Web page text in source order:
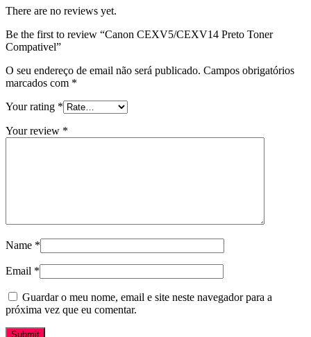
There are no reviews yet.
Be the first to review “Canon CEXV5/CEXV14 Preto Toner
Compativel”
O seu endereço de email não será publicado. Campos obrigatórios
marcados com *
Your rating *
Your review *
Name *
Email *
Guardar o meu nome, email e site neste navegador para a
próxima vez que eu comentar.